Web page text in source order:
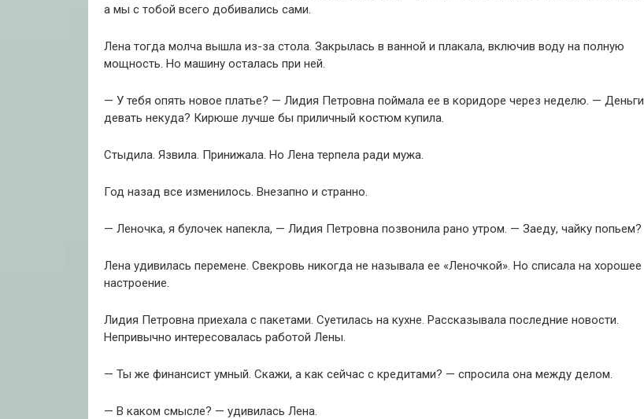
а мы с тобой всего добивались сами.
Лена тогда молча вышла из-за стола. Закрылась в ванной и плакала, включив воду на полную
мощность. Но машину осталась при ней.
— У тебя опять новое платье? — Лидия Петровна поймала ее в коридоре через неделю. — Деньги
девать некуда? Кирюше лучше бы приличный костюм купила.
Стыдила. Язвила. Принижала. Но Лена терпела ради мужа.
Год назад все изменилось. Внезапно и странно.
— Леночка, я булочек напекла, — Лидия Петровна позвонила рано утром. — Заеду, чайку попьем?
Лена удивилась перемене. Свекровь никогда не называла ее «Леночкой». Но списала на хорошее
настроение.
Лидия Петровна приехала с пакетами. Суетилась на кухне. Рассказывала последние новости.
Непривычно интересовалась работой Лены.
— Ты же финансист умный. Скажи, а как сейчас с кредитами? — спросила она между делом.
— В каком смысле? — удивилась Лена.